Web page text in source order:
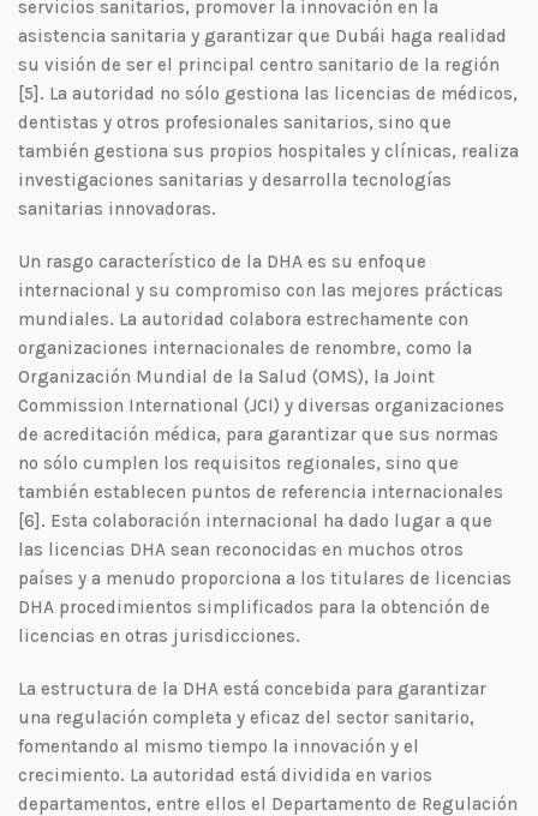
servicios sanitarios, promover la innovación en la
asistencia sanitaria y garantizar que Dubái haga realidad
su visión de ser el principal centro sanitario de la región
[5]. La autoridad no sólo gestiona las licencias de médicos,
dentistas y otros profesionales sanitarios, sino que
también gestiona sus propios hospitales y clínicas, realiza
investigaciones sanitarias y desarrolla tecnologías
sanitarias innovadoras.
Un rasgo característico de la DHA es su enfoque
internacional y su compromiso con las mejores prácticas
mundiales. La autoridad colabora estrechamente con
organizaciones internacionales de renombre, como la
Organización Mundial de la Salud (OMS), la Joint
Commission International (JCI) y diversas organizaciones
de acreditación médica, para garantizar que sus normas
no sólo cumplen los requisitos regionales, sino que
también establecen puntos de referencia internacionales
[6]. Esta colaboración internacional ha dado lugar a que
las licencias DHA sean reconocidas en muchos otros
países y a menudo proporciona a los titulares de licencias
DHA procedimientos simplificados para la obtención de
licencias en otras jurisdicciones.
La estructura de la DHA está concebida para garantizar
una regulación completa y eficaz del sector sanitario,
fomentando al mismo tiempo la innovación y el
crecimiento. La autoridad está dividida en varios
departamentos, entre ellos el Departamento de Regulación